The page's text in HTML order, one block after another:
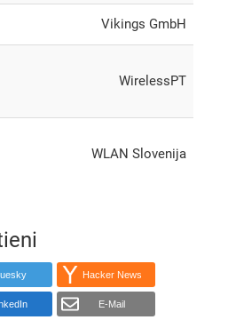
Vikings GmbH
WirelessPT
WLAN Slovenija
Hacker News
E-Mail